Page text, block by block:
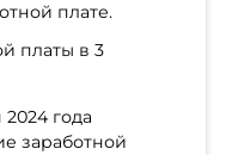
плате.
платы в 3
года
заработной